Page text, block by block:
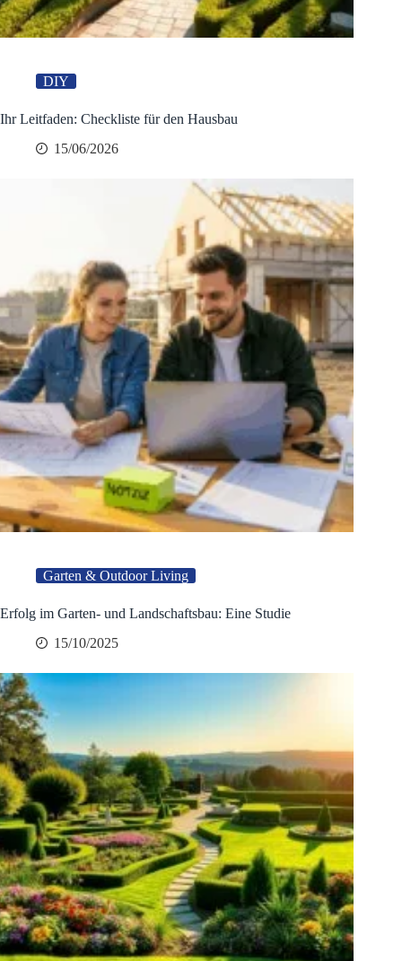
DIY
Ihr Leitfaden: Checkliste für den Hausbau
15/06/2026
Garten & Outdoor Living
Erfolg im Garten- und Landschaftsbau: Eine Studie
15/10/2025